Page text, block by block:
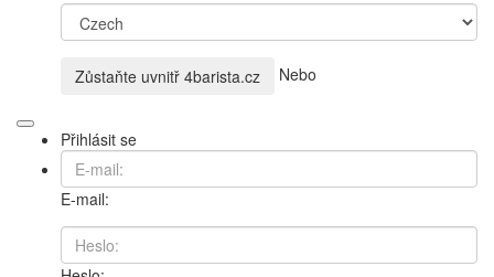
Zůstaňte uvnitř 4barista.cz Nebo
Přihlásit se
E-mail: